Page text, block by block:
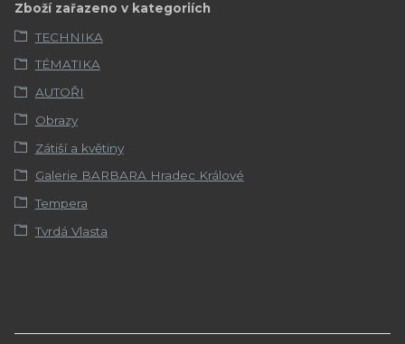
Zboží zařazeno v kategoriích
TECHNIKA
TÉMATIKA
AUTOŘI
Obrazy
Zátiší a květiny
Galerie BARBARA Hradec Králové
Tempera
Tvrdá Vlasta